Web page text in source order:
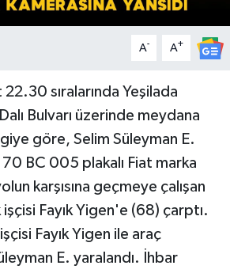
A- A+
22.30 sıralarında Yeşilada
Bulvarı üzerinde meydana
göre, Selim Süleyman E.
BC 005 plakalı Fiat marka
karşısına geçmeye çalışan
Fayık Yigen'e (68) çarptı.
Fayık Yigen ile araç
E. yaralandı. İhbar